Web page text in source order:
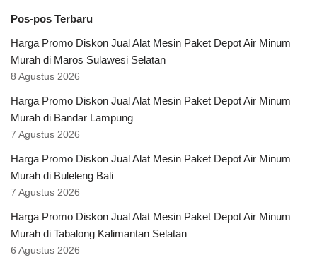
Pos-pos Terbaru
Harga Promo Diskon Jual Alat Mesin Paket Depot Air Minum
Murah di Maros Sulawesi Selatan
8 Agustus 2026
Harga Promo Diskon Jual Alat Mesin Paket Depot Air Minum
Murah di Bandar Lampung
7 Agustus 2026
Harga Promo Diskon Jual Alat Mesin Paket Depot Air Minum
Murah di Buleleng Bali
7 Agustus 2026
Harga Promo Diskon Jual Alat Mesin Paket Depot Air Minum
Murah di Tabalong Kalimantan Selatan
6 Agustus 2026